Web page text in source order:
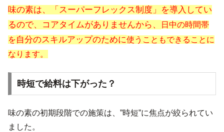
味の素は、「スーパーフレックス制度」を導入してい
るので、コアタイムがありませんから、
日中の時間帯
を自分のスキルアップのために使うこともできることに
なります。
時短で給料は下がった？
味の素の初期段階での施策は、”時短”に焦点が絞られてい
ました。